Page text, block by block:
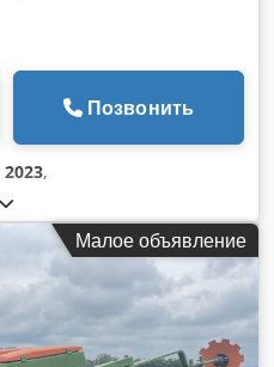
Позвонить
2023,
Малое объявление